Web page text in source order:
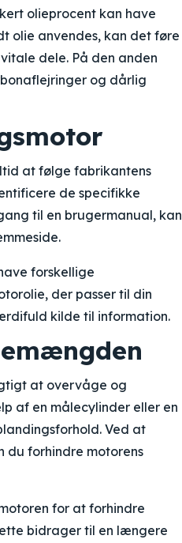
olieprocent kan have
olie anvendes, kan det føre
dele. På den anden
og dårlig
at følge fabrikantens
de specifikke
til en brugermanual, kan
forskellige
der passer til din
kilde til information.
at overvåge og
af en målecylinder eller en
Ved at
forhindre motorens
for at forhindre
bidrager til en længere